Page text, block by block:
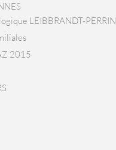
LEIBBRANDT-PERRIN
2015